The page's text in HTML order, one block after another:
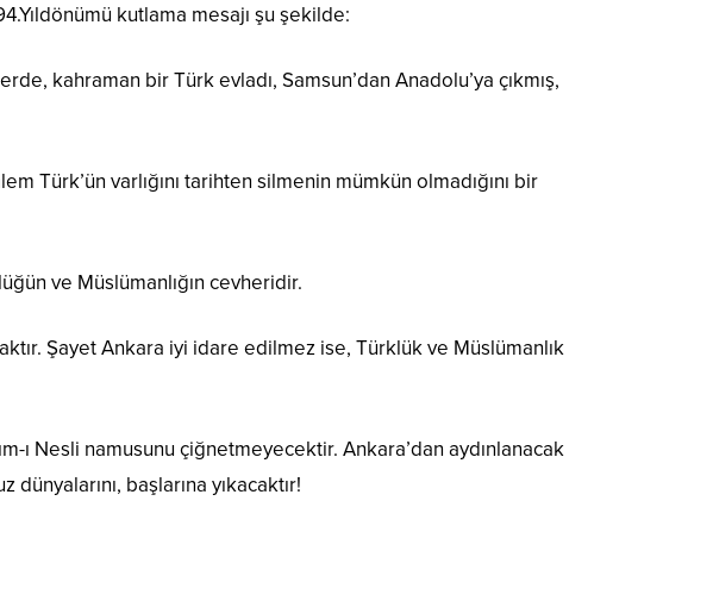
kutlama mesajı şu şekilde:
kahraman bir Türk evladı, Samsun’dan Anadolu’ya çıkmış,
Türk’ün varlığını tarihten silmenin mümkün olmadığını bir
ve Müslümanlığın cevheridir.
Şayet Ankara iyi idare edilmez ise, Türklük ve Müslümanlık
ı Nesli namusunu çiğnetmeyecektir. Ankara’dan aydınlanacak
başlarına yıkacaktır!